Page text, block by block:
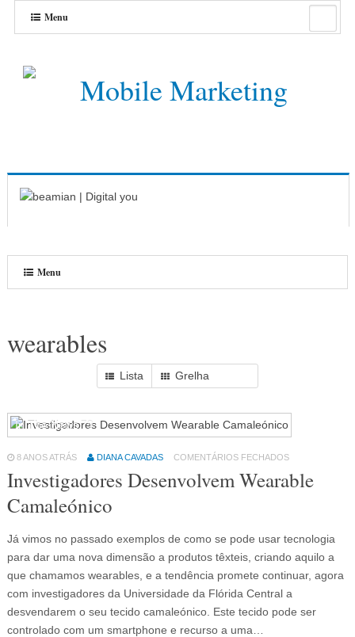
Menu
Menu
wearables
Lista Grelha
In The News79
8 ANOS ATRÁS DIANA CAVADAS COMENTÁRIOS FECHADOS
Investigadores Desenvolvem Wearable
Camaleónico
Já vimos no passado exemplos de como se pode usar tecnologia
para dar uma nova dimensão a produtos têxteis, criando aquilo a
que chamamos wearables, e a tendência promete continuar, agora
com investigadores da Universidade da Flórida Central a
desvendarem o seu tecido camaleónico. Este tecido pode ser
controlado com um smartphone e recurso a uma…